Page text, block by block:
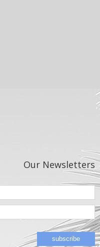
Our Newsletters